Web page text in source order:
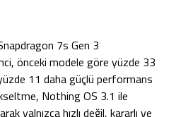
7s Gen 3
önceki modele göre yüzde 33
11 daha güçlü performans
Nothing OS 3.1 ile
yalnızca hızlı değil, kararlı ve